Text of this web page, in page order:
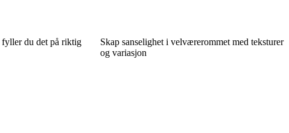
du det på riktig
Skap sanselighet i velværerommet med teksturer
og variasjon